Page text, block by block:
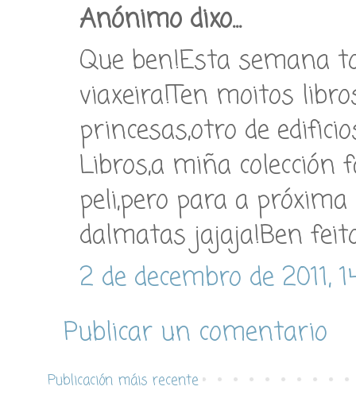
Anónimo dixo...
Que ben!Esta semana
viaxeira!Ten moitos
princesas,otro de
Libros,a miña colección
peli,pero para a
dalmatas jajaja!Ben
2 de decembro de 2011,
Publicar un comentario
Publicación máis recente